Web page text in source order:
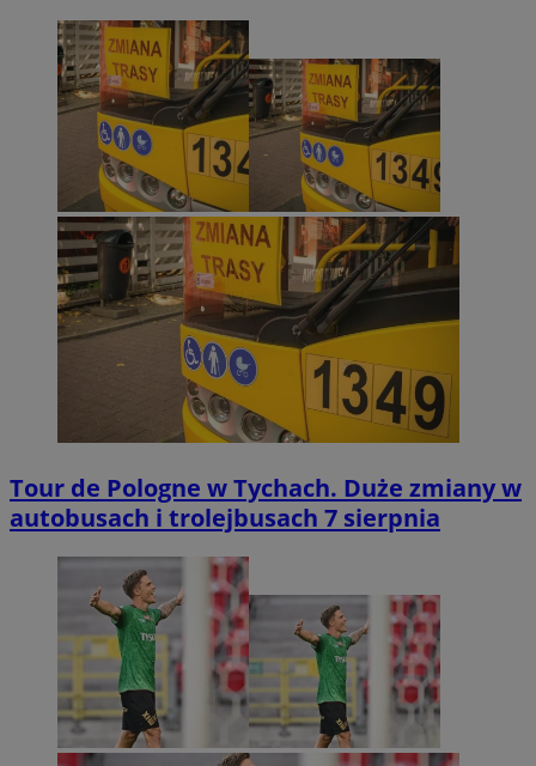
Tour de Pologne w Tychach. Duże zmiany w
autobusach i trolejbusach 7 sierpnia